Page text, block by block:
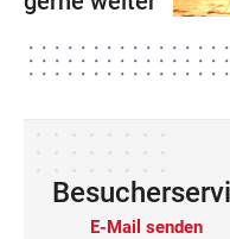
E-Mail senden